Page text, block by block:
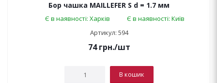
Бор чашка MAILLEFER S d = 1.7 мм
Є в наявності: Харків
Є в наявності: Київ
Артикул: 594
74грн./шт
В кошик